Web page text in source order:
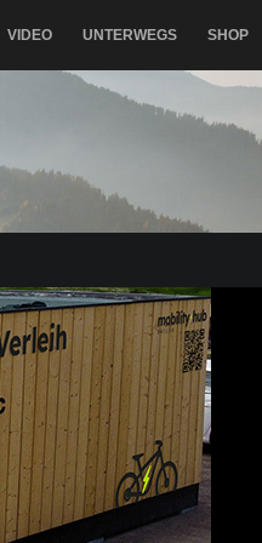
VIDEO UNTERWEGS SHOP